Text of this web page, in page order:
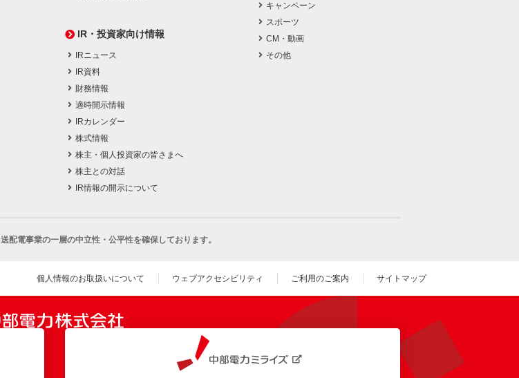
IR・投資家向け情報
IRニュース
IR資料
財務情報
適時開示情報
IRカレンダー
株式情報
株主・個人投資家の皆さまへ
株主との対話
IR情報の開示について
キャンペーン
スポーツ
CM・動画
その他
送配電事業の一層の中立性・公平性を確保しております。
個人情報のお取扱いについて ウェブアクセシビリティ ご利用のご案内 サイトマップ